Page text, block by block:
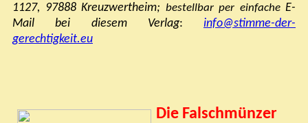
1127, 97888 Kreuzwertheim; bestellbar per einfache E-
Mail bei diesem Verlag: info@stimme-der-
gerechtigkeit.eu
Die Falschmünzer